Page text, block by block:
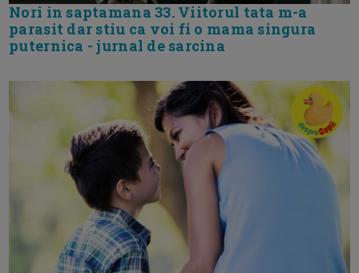
Nori in saptamana 33. Viitorul tata m-a
parasit dar stiu ca voi fi o mama singura
puternica - jurnal de sarcina